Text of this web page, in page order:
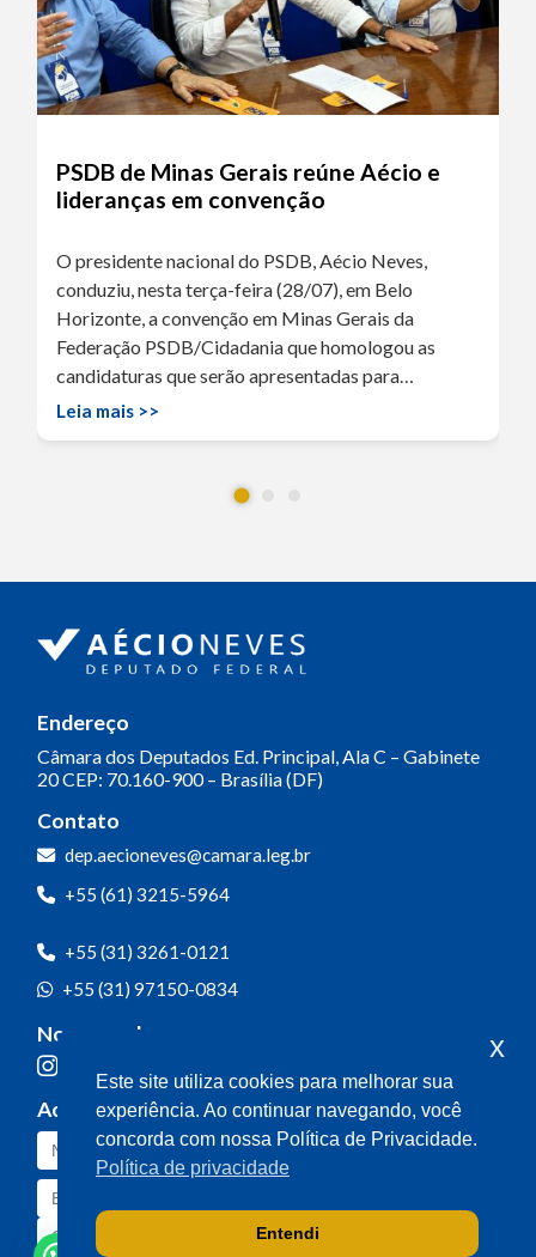
PSDB de Minas Gerais reúne Aécio e
lideranças em convenção
O presidente nacional do PSDB, Aécio Neves,
conduziu, nesta terça-feira (28/07), em Belo
Horizonte, a convenção em Minas Gerais da
Federação PSDB/Cidadania que homologou as
candidaturas que serão apresentadas para…
Leia mais >>
Endereço
Câmara dos Deputados Ed. Principal, Ala C – Gabinete
20CEP: 70.160-900 – Brasília (DF)
Contato
dep.aecioneves@camara.leg.br
+55 (61) 3215-5964
+55 (31) 3261-0121
+55 (31) 97150-0834
Nossas redes
Acompanhe o meu mandato
Este site utiliza cookies para melhorar sua
experiência. Ao continuar navegando, você
concorda com nossa Política de Privacidade.
Política de privacidade
Entendi
x